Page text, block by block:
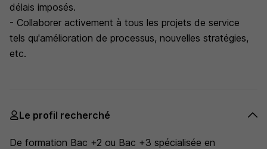
délais imposés.
- Collaborer activement à tous les projets de service
tels qu'amélioration de processus, nouvelles stratégies,
etc.
Le profil recherché
De formation Bac +2 ou Bac +3 spécialisée en